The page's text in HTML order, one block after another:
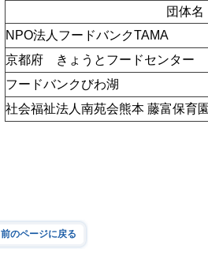
団体名
NPO法人フードバンクTAMA
京都府 きょうとフードセンター
フードバンクびわ湖
社会福祉法人南苑会熊本 藤富保育
前のページに戻る